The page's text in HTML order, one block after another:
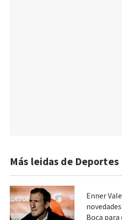
Más leidas de Deportes
Enner
Boca